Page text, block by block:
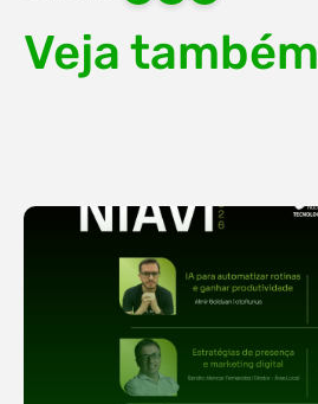
Veja também